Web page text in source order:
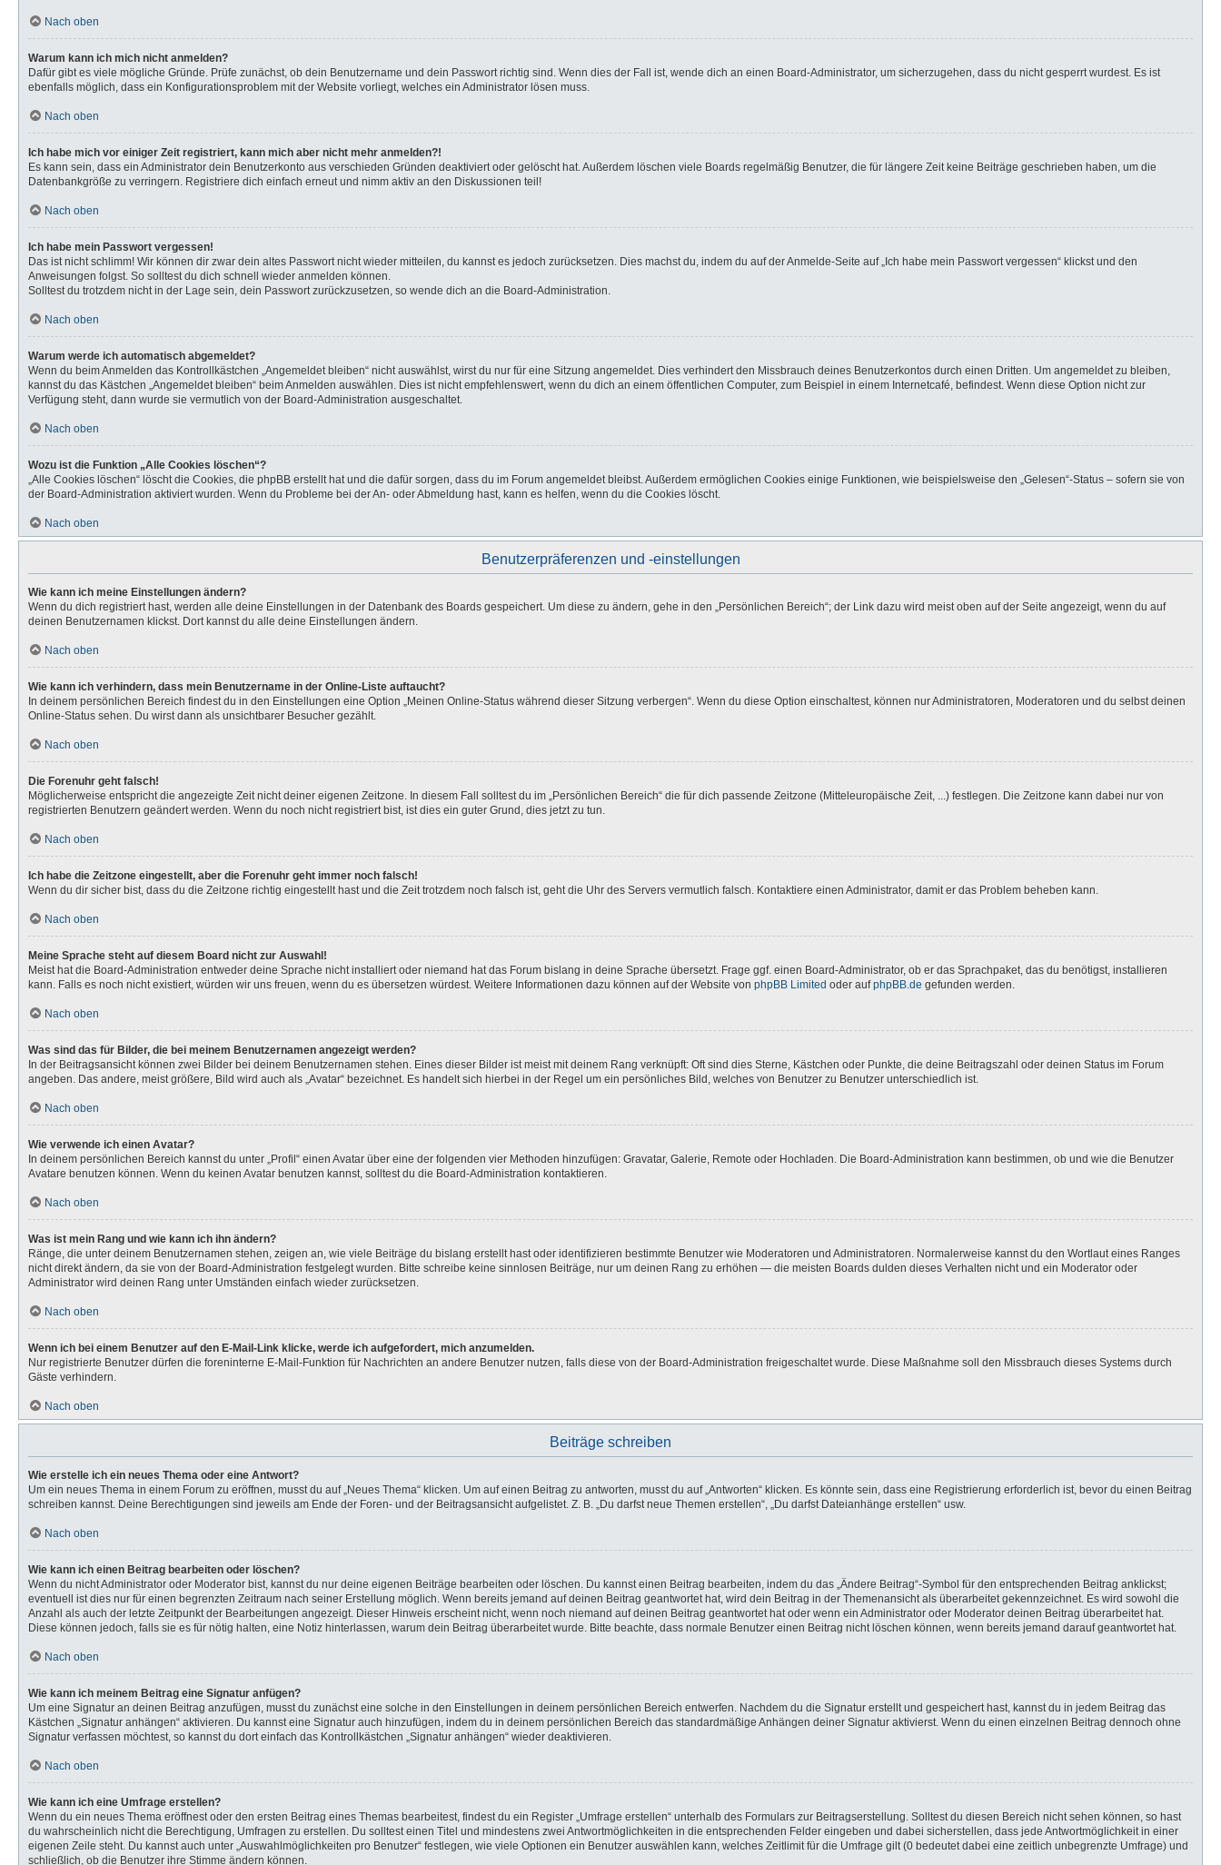
Nach oben
Warum kann ich mich nicht anmelden?
Dafür gibt es viele mögliche Gründe. Prüfe zunächst, ob dein Benutzername und dein Passwort richtig sind. Wenn dies der Fall ist, wende dich an einen Board-Administrator, um sicherzugehen, dass du nicht gesperrt wurdest. Es ist
ebenfalls möglich, dass ein Konfigurationsproblem mit der Website vorliegt, welches ein Administrator lösen muss.
Nach oben
Ich habe mich vor einiger Zeit registriert, kann mich aber nicht mehr anmelden?!
Es kann sein, dass ein Administrator dein Benutzerkonto aus verschieden Gründen deaktiviert oder gelöscht hat. Außerdem löschen viele Boards regelmäßig Benutzer, die für längere Zeit keine Beiträge geschrieben haben, um die
Datenbankgröße zu verringern. Registriere dich einfach erneut und nimm aktiv an den Diskussionen teil!
Nach oben
Ich habe mein Passwort vergessen!
Das ist nicht schlimm! Wir können dir zwar dein altes Passwort nicht wieder mitteilen, du kannst es jedoch zurücksetzen. Dies machst du, indem du auf der Anmelde-Seite auf „Ich habe mein Passwort vergessen“ klickst und den
Anweisungen folgst. So solltest du dich schnell wieder anmelden können.
Solltest du trotzdem nicht in der Lage sein, dein Passwort zurückzusetzen, so wende dich an die Board-Administration.
Nach oben
Warum werde ich automatisch abgemeldet?
Wenn du beim Anmelden das Kontrollkästchen „Angemeldet bleiben“ nicht auswählst, wirst du nur für eine Sitzung angemeldet. Dies verhindert den Missbrauch deines Benutzerkontos durch einen Dritten. Um angemeldet zu bleiben,
kannst du das Kästchen „Angemeldet bleiben“ beim Anmelden auswählen. Dies ist nicht empfehlenswert, wenn du dich an einem öffentlichen Computer, zum Beispiel in einem Internetcafé, befindest. Wenn diese Option nicht zur
Verfügung steht, dann wurde sie vermutlich von der Board-Administration ausgeschaltet.
Nach oben
Wozu ist die Funktion „Alle Cookies löschen“?
„Alle Cookies löschen“ löscht die Cookies, die phpBB erstellt hat und die dafür sorgen, dass du im Forum angemeldet bleibst. Außerdem ermöglichen Cookies einige Funktionen, wie beispielsweise den „Gelesen“-Status – sofern sie von
der Board-Administration aktiviert wurden. Wenn du Probleme bei der An- oder Abmeldung hast, kann es helfen, wenn du die Cookies löscht.
Nach oben
Benutzerpräferenzen und -einstellungen
Wie kann ich meine Einstellungen ändern?
Wenn du dich registriert hast, werden alle deine Einstellungen in der Datenbank des Boards gespeichert. Um diese zu ändern, gehe in den „Persönlichen Bereich“; der Link dazu wird meist oben auf der Seite angezeigt, wenn du auf
deinen Benutzernamen klickst. Dort kannst du alle deine Einstellungen ändern.
Nach oben
Wie kann ich verhindern, dass mein Benutzername in der Online-Liste auftaucht?
In deinem persönlichen Bereich findest du in den Einstellungen eine Option „Meinen Online-Status während dieser Sitzung verbergen“. Wenn du diese Option einschaltest, können nur Administratoren, Moderatoren und du selbst deinen
Online-Status sehen. Du wirst dann als unsichtbarer Besucher gezählt.
Nach oben
Die Forenuhr geht falsch!
Möglicherweise entspricht die angezeigte Zeit nicht deiner eigenen Zeitzone. In diesem Fall solltest du im „Persönlichen Bereich“ die für dich passende Zeitzone (Mitteleuropäische Zeit, ...) festlegen. Die Zeitzone kann dabei nur von
registrierten Benutzern geändert werden. Wenn du noch nicht registriert bist, ist dies ein guter Grund, dies jetzt zu tun.
Nach oben
Ich habe die Zeitzone eingestellt, aber die Forenuhr geht immer noch falsch!
Wenn du dir sicher bist, dass du die Zeitzone richtig eingestellt hast und die Zeit trotzdem noch falsch ist, geht die Uhr des Servers vermutlich falsch. Kontaktiere einen Administrator, damit er das Problem beheben kann.
Nach oben
Meine Sprache steht auf diesem Board nicht zur Auswahl!
Meist hat die Board-Administration entweder deine Sprache nicht installiert oder niemand hat das Forum bislang in deine Sprache übersetzt. Frage ggf. einen Board-Administrator, ob er das Sprachpaket, das du benötigst, installieren
kann. Falls es noch nicht existiert, würden wir uns freuen, wenn du es übersetzen würdest. Weitere Informationen dazu können auf der Website von phpBB Limited oder aufphpBB.de gefunden werden.
Nach oben
Was sind das für Bilder, die bei meinem Benutzernamen angezeigt werden?
In der Beitragsansicht können zwei Bilder bei deinem Benutzernamen stehen. Eines dieser Bilder ist meist mit deinem Rang verknüpft: Oft sind dies Sterne, Kästchen oder Punkte, die deine Beitragszahl oder deinen Status im Forum
angeben. Das andere, meist größere, Bild wird auch als „Avatar“ bezeichnet. Es handelt sich hierbei in der Regel um ein persönliches Bild, welches von Benutzer zu Benutzer unterschiedlich ist.
Nach oben
Wie verwende ich einen Avatar?
In deinem persönlichen Bereich kannst du unter „Profil“ einen Avatar über eine der folgenden vier Methoden hinzufügen: Gravatar, Galerie, Remote oder Hochladen. Die Board-Administration kann bestimmen, ob und wie die Benutzer
Avatare benutzen können. Wenn du keinen Avatar benutzen kannst, solltest du die Board-Administration kontaktieren.
Nach oben
Was ist mein Rang und wie kann ich ihn ändern?
Ränge, die unter deinem Benutzernamen stehen, zeigen an, wie viele Beiträge du bislang erstellt hast oder identifizieren bestimmte Benutzer wie Moderatoren und Administratoren. Normalerweise kannst du den Wortlaut eines Ranges
nicht direkt ändern, da sie von der Board-Administration festgelegt wurden. Bitte schreibe keine sinnlosen Beiträge, nur um deinen Rang zu erhöhen — die meisten Boards dulden dieses Verhalten nicht und ein Moderator oder
Administrator wird deinen Rang unter Umständen einfach wieder zurücksetzen.
Nach oben
Wenn ich bei einem Benutzer auf den E-Mail-Link klicke, werde ich aufgefordert, mich anzumelden.
Nur registrierte Benutzer dürfen die foreninterne E-Mail-Funktion für Nachrichten an andere Benutzer nutzen, falls diese von der Board-Administration freigeschaltet wurde. Diese Maßnahme soll den Missbrauch dieses Systems durch
Gäste verhindern.
Nach oben
Beiträge schreiben
Wie erstelle ich ein neues Thema oder eine Antwort?
Um ein neues Thema in einem Forum zu eröffnen, musst du auf „Neues Thema“ klicken. Um auf einen Beitrag zu antworten, musst du auf „Antworten“ klicken. Es könnte sein, dass eine Registrierung erforderlich ist, bevor du einen Beitrag
schreiben kannst. Deine Berechtigungen sind jeweils am Ende der Foren- und der Beitragsansicht aufgelistet. Z. B. „Du darfst neue Themen erstellen“, „Du darfst Dateianhänge erstellen“ usw.
Nach oben
Wie kann ich einen Beitrag bearbeiten oder löschen?
Wenn du nicht Administrator oder Moderator bist, kannst du nur deine eigenen Beiträge bearbeiten oder löschen. Du kannst einen Beitrag bearbeiten, indem du das „Ändere Beitrag“-Symbol für den entsprechenden Beitrag anklickst;
eventuell ist dies nur für einen begrenzten Zeitraum nach seiner Erstellung möglich. Wenn bereits jemand auf deinen Beitrag geantwortet hat, wird dein Beitrag in der Themenansicht als überarbeitet gekennzeichnet. Es wird sowohl die
Anzahl als auch der letzte Zeitpunkt der Bearbeitungen angezeigt. Dieser Hinweis erscheint nicht, wenn noch niemand auf deinen Beitrag geantwortet hat oder wenn ein Administrator oder Moderator deinen Beitrag überarbeitet hat.
Diese können jedoch, falls sie es für nötig halten, eine Notiz hinterlassen, warum dein Beitrag überarbeitet wurde. Bitte beachte, dass normale Benutzer einen Beitrag nicht löschen können, wenn bereits jemand darauf geantwortet hat.
Nach oben
Wie kann ich meinem Beitrag eine Signatur anfügen?
Um eine Signatur an deinen Beitrag anzufügen, musst du zunächst eine solche in den Einstellungen in deinem persönlichen Bereich entwerfen. Nachdem du die Signatur erstellt und gespeichert hast, kannst du in jedem Beitrag das
Kästchen „Signatur anhängen“ aktivieren. Du kannst eine Signatur auch hinzufügen, indem du in deinem persönlichen Bereich das standardmäßige Anhängen deiner Signatur aktivierst. Wenn du einen einzelnen Beitrag dennoch ohne
Signatur verfassen möchtest, so kannst du dort einfach das Kontrollkästchen „Signatur anhängen“ wieder deaktivieren.
Nach oben
Wie kann ich eine Umfrage erstellen?
Wenn du ein neues Thema eröffnest oder den ersten Beitrag eines Themas bearbeitest, findest du ein Register „Umfrage erstellen“ unterhalb des Formulars zur Beitragserstellung. Solltest du diesen Bereich nicht sehen können, so hast
du wahrscheinlich nicht die Berechtigung, Umfragen zu erstellen. Du solltest einen Titel und mindestens zwei Antwortmöglichkeiten in die entsprechenden Felder eingeben und dabei sicherstellen, dass jede Antwortmöglichkeit in einer
eigenen Zeile steht. Du kannst auch unter „Auswahlmöglichkeiten pro Benutzer“ festlegen, wie viele Optionen ein Benutzer auswählen kann, welches Zeitlimit für die Umfrage gilt (0 bedeutet dabei eine zeitlich unbegrenzte Umfrage) und
schließlich, ob die Benutzer ihre Stimme ändern können.